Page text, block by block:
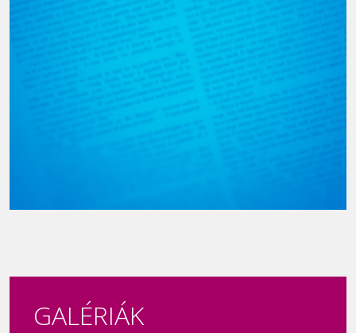
GALÉRIÁK